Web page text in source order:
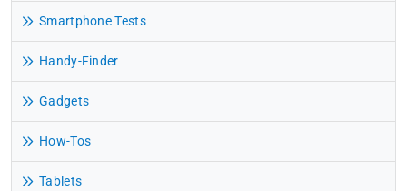
Smartphone Tests
Handy-Finder
Gadgets
How-Tos
Tablets